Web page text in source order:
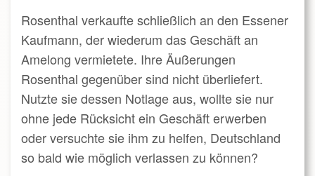
Rosenthal verkaufte schließlich an den Essener
Kaufmann, der wiederum das Geschäft an
Amelong vermietete. Ihre Äußerungen
Rosenthal gegenüber sind nicht überliefert.
Nutzte sie dessen Notlage aus, wollte sie nur
ohne jede Rücksicht ein Geschäft erwerben
oder versuchte sie ihm zu helfen, Deutschland
so bald wie möglich verlassen zu können?